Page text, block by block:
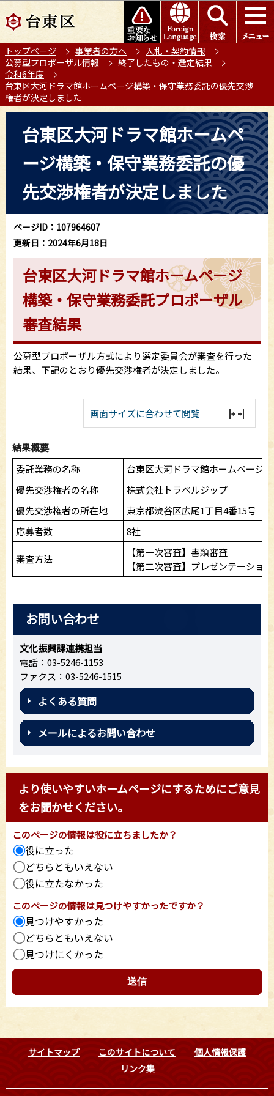
の
ー
ジ
の
先
頭
このページの本文へ移動
トップページ 事業者の方へ
入札・契約情報
公募型プロポーザル情報
終了したもの・選定結果
令和6年度
台東区大河ドラマ館ホームページ構築・保守業務委託の優先交渉
権者が決定しました
台東区大河ドラマ館ホームペ
ージ構築・保守業務委託の優
先交渉権者が決定しました
ページID：107964607
更新日：2024年6月18日
台東区大河ドラマ館ホームページ
構築・保守業務委託プロポーザル
審査結果
公募型プロポーザル方式により選定委員会が審査を行った
結果、下記のとおり優先交渉権者が決定しました。
画面サイズに合わせて閲覧
結果概要
委託業務の名称
台東区大河ドラマ館ホームページ
優先交渉権者の名称
株式会社トラベルジップ
優先交渉権者の所在地
東京都渋谷区広尾1丁目4番15号
応募者数
8社
審査方法
【第一次審査】書類審査
【第二次審査】プレゼンテーショ
お問い合わせ
文化振興課連携担当
電話：03-5246-1153
ファクス：03-5246-1515
よくある質問
メールによるお問い合わせ
より使いやすいホームページにするためにご意見
をお聞かせください。
このページの情報は役に立ちましたか？
役に立った
どちらともいえない
役に立たなかった
このページの情報は見つけやすかったですか？
見つけやすかった
どちらともいえない
見つけにくかった
サイトマップ このサイトについて
個人情報保護
リンク集